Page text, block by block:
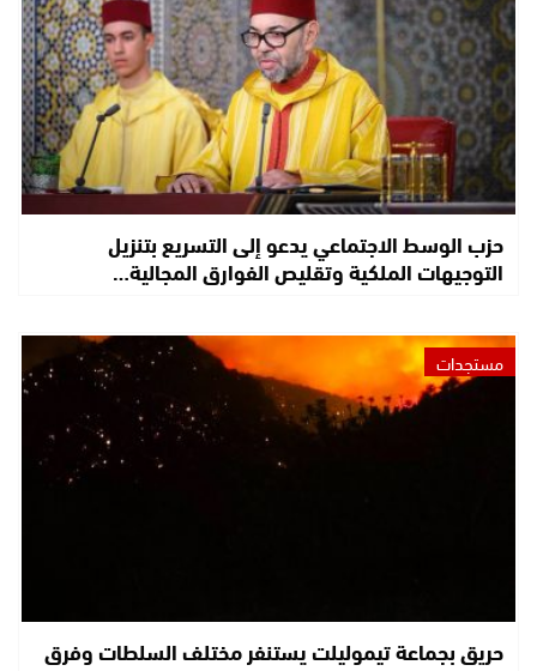
حزب الوسط الاجتماعي يدعو إلى التسريع بتنزيل
التوجيهات الملكية وتقليص الفوارق المجالية…
مستجدات
حريق بجماعة تيموليلت يستنفر مختلف السلطات وفرق